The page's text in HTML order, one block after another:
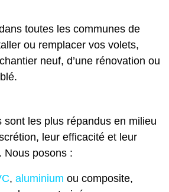
toutes les communes de
ou remplacer vos volets,
chantier neuf, d’une rénovation ou
sont les plus répandus en milieu
leur efficacité et leur
Nous posons :
, aluminium ou composite,